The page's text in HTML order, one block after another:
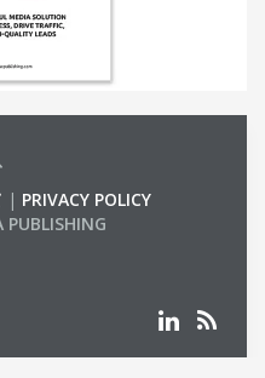
| PRIVACY POLICY